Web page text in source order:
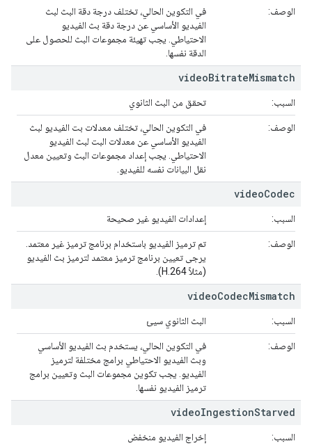
الوصف:
في التكوين الحالي، تختلف درجة دقة البث لبث
الفيديو الأساسي عن درجة دقة بث الفيديو
الاحتياطي. يجب تهيئة مجموعات البث للحصول على
الدقة نفسها.
videoBitrateMismatch
السبب: تحقق من البث الثانوي
الوصف:
في التكوين الحالي، تختلف معدلات بت الفيديو لبث
الفيديو الأساسي عن معدلات البت لبث الفيديو
الاحتياطي. يجب إعداد مجموعات البث وتعيين معدل
نقل البيانات نفسه للفيديو.
videoCodec
السبب: إعدادات الفيديو غير صحيحة
الوصف:
تم ترميز الفيديو باستخدام برنامج ترميز غير معتمد.
يرجى تعيين برنامج ترميز معتمد لترميز بث الفيديو
(مثلاً H.264).
videoCodecMismatch
السبب: البث الثانوي سيئ
الوصف:
في التكوين الحالي، يستخدم بث الفيديو الأساسي
وبث الفيديو الاحتياطي برامج مختلفة لترميز
الفيديو. يجب تكوين مجموعات البث وتعيين برامج
ترميز الفيديو نفسها.
videoIngestionStarved
السبب: إخراج الفيديو منخفض